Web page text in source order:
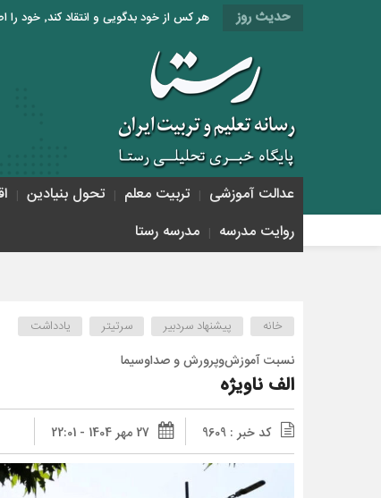
حدیث روز هر کس از خود بدگویی و انتقاد کند٬ خود را اصلاح کرده و هر کس خودستایی نماید٬ پس به تحقیق خویش را تباه نموده است. «امام علی (ع)»
عدالت آموزشی تربیت معلم تحول بنیادین
روایت مدرسه
مدرسه رستا
خانه پیشنهاد سردبیر سرتیتر یادداشت
نسبت آموزش‌و‌پرورش و صداوسیما
الف ناویژه
کد خبر : 9609 27 مهر 1404 - 22:01